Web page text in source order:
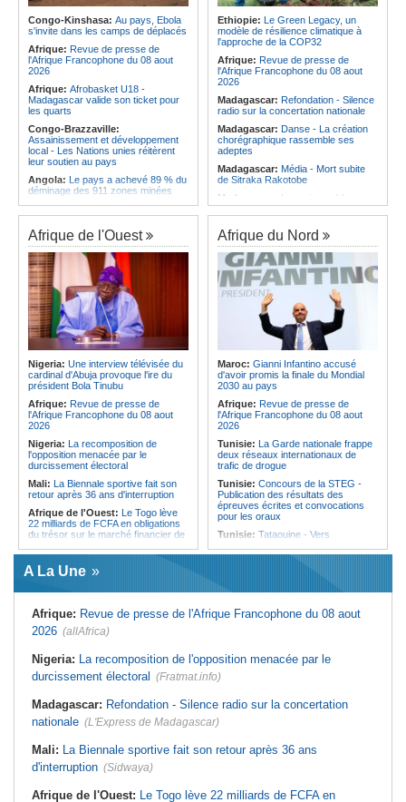
Afrique:Le roman-photo de la
phase de groupes de la
TotalEnergies CAF Coupe d'Afrique
Féminine, Maroc 2026
Afrique:Présentation du Groupe
d'Étude Technique (TSG) de la
des Nations Féminine, Maroc 2026
les services rendus à la Patrie
Angola:Le président de
l'Assemblée nationale en mission
d'évaluation de l'activité
parlementaire de Lunda-Sul
Congo-Kinshasa: Au pays, Ebola
s'invite dans les camps de déplacés
Afrique: Revue de presse de
l'Afrique Francophone du 08 aout
2026
Afrique: Afrobasket U18 -
Madagascar valide son ticket pour
les quarts
Congo-Brazzaville:
Assainissement et développement
local - Les Nations unies réitèrent
leur soutien au pays
Angola: Le pays a achevé 89 % du
déminage des 911 zones minées
Angola:Des élèves angolais
remportent plus de 50 médailles aux
Olympiades de mathématiques en
Angleterre
Angola:
Petro qualifié pour les
demi-finales du championnat
national féminin
Angola:Baisse des cas de
tuberculose au premier semestre
dans la province de Cunene
Angola:Le pétrole brut Brent
s'échange en territoire positif
Angola:La Centrale thermique de
Cabinda renforcée de 30 mégawatts
Ethiopie: Le Green Legacy, un
modèle de résilience climatique à
l'approche de la COP32
Afrique: Revue de presse de
l'Afrique Francophone du 08 aout
2026
Madagascar: Refondation - Silence
radio sur la concertation nationale
Madagascar: Danse - La création
chorégraphique rassemble ses
adeptes
Madagascar: Média - Mort subite
de Sitraka Rakotobe
Madagascar: Les reins solides
Madagascar:Vol à la tire - Un
en prison
Madagascar:Athlétisme - 100
mètres - Junior Tsiravay et Zo
Rakotonary co-champions
Madagascar:
Rakotondramiara, Président du
Rouge - « Aucun retour
d'investissement pour les petits
Agroalimentaire - Les
boissons locales conquièrent le
marché
Afrique de l'Ouest
Nigeria: Une interview télévisée du
cardinal d'Abuja provoque l'ire du
président Bola Tinubu
Afrique: Revue de presse de
l'Afrique Francophone du 08 aout
2026
Nigeria: La recomposition de
l'opposition menacée par le
durcissement électoral
Mali: La Biennale sportive fait son
retour après 36 ans d'interruption
Afrique de l'Ouest: Le Togo lève
22 milliards de FCFA en obligations
du trésor sur le marché financier de
Sénégal:
l'élaboration des projets culturels
du football au Sénégal' prévue mardi
à Dakar
Banque mondiale salue les
préparatifs et l'expertise du Comité
d'organisation
d'urgence - L'Etat vise à rendre
opérationnels 32 blocs opératoires
d'ici à 2027
Sénégal:
Assurance islamique - Le
FDMI signe une convention de
financement avec SEN Assurance
Afrique du Nord
Maroc: Gianni Infantino accusé
d'avoir promis la finale du Mondial
2030 au pays
Afrique: Revue de presse de
l'Afrique Francophone du 08 aout
2026
Tunisie: La Garde nationale frappe
deux réseaux internationaux de
trafic de drogue
Tunisie: Concours de la STEG -
Publication des résultats des
épreuves écrites et convocations
pour les oraux
Tunisie: Tataouine - Vers
défigurent le paysage urbain
dans une boulangerie
Tunisie:TGM - Les incivilités et
Tunisie:
Phosphate tunisien - Les
États-Unis mettent plus de 1,5
million de dollars sur la table pour
Tunisie:« Kharjet lahrayer » le 13
août - Le sefsari à l'honneur lors
d'une parade à Tunis et à Sfax
Tunisie:
La CTN dément - Pas
d'annulation de traversées mais des
A La Une
Afrique: Revue de presse de l'Afrique Francophone du 08 aout
2026 (allAfrica)
Nigeria: La recomposition de l'opposition menacée par le
durcissement électoral (Fratmat.info)
Madagascar: Refondation - Silence radio sur la concertation
nationale (L'Express de Madagascar)
Mali: La Biennale sportive fait son retour après 36 ans
d'interruption (Sidwaya)
Afrique de l'Ouest: Le Togo lève 22 milliards de FCFA en